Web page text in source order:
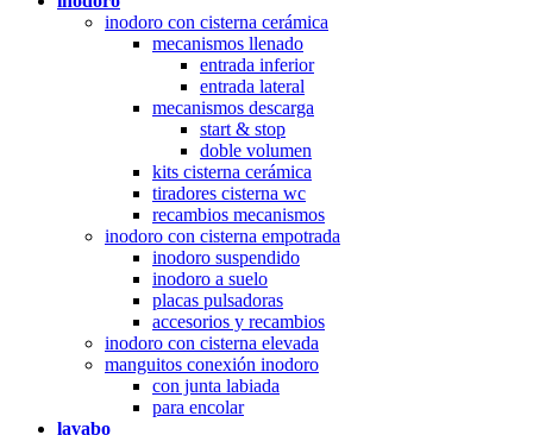
inodoro con cisterna cerámica
mecanismos llenado
entrada inferior
entrada lateral
mecanismos descarga
start & stop
doble volumen
kits cisterna cerámica
tiradores cisterna wc
recambios mecanismos
inodoro con cisterna empotrada
inodoro suspendido
inodoro a suelo
placas pulsadoras
accesorios y recambios
inodoro con cisterna elevada
manguitos conexión inodoro
con junta labiada
para encolar
lavabo